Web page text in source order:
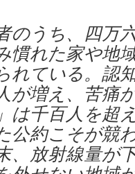
のうち、四万
慣れた家や地
れている。認
が増え、苦痛
は千百人を超
公約こそが競
、放射線量が